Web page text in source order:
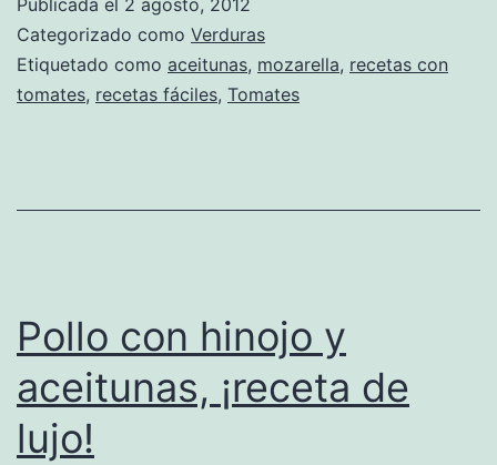
Publicada el 2 agosto, 2012
Categorizado como Verduras
Etiquetado como aceitunas, mozarella, recetas con
tomates, recetas fáciles, Tomates
Pollo con hinojo y
aceitunas, ¡receta de
lujo!